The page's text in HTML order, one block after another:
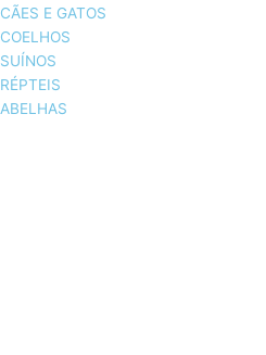
CÃES E GATOS
COELHOS
SUÍNOS
RÉPTEIS
ABELHAS